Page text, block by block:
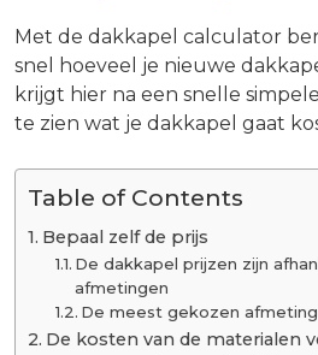
Met de dakkapel calculator
snel hoeveel je nieuwe
krijgt hier na een snelle
te zien wat je dakkapel gaat
Table of Contents
Bepaal zelf de prijs
De dakkapel prijzen zijn
afmetingen
De meest gekozen
De kosten van de materialen